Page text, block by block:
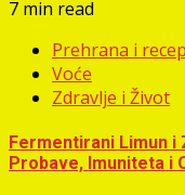
7 min read
Prehrana i
Voće
Zdravlje i Život
Fermentirani Limun
Probave, Imuniteta i